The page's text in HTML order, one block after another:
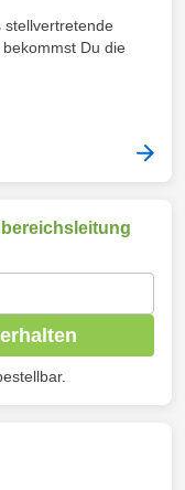
stellvertretende
Du die